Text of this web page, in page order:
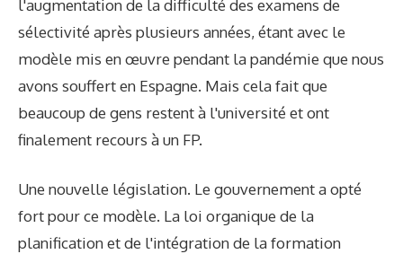
l'augmentation de la difficulté des examens de
sélectivité après plusieurs années, étant avec le
modèle mis en œuvre pendant la pandémie que nous
avons souffert en Espagne. Mais cela fait que
beaucoup de gens restent à l'université et ont
finalement recours à un FP.
Une nouvelle législation. Le gouvernement a opté
fort pour ce modèle. La loi organique de la
planification et de l'intégration de la formation